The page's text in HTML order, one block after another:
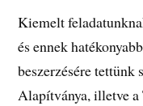
Kiemelt
és ennek
beszerzésére
Alapítványa, illetve a